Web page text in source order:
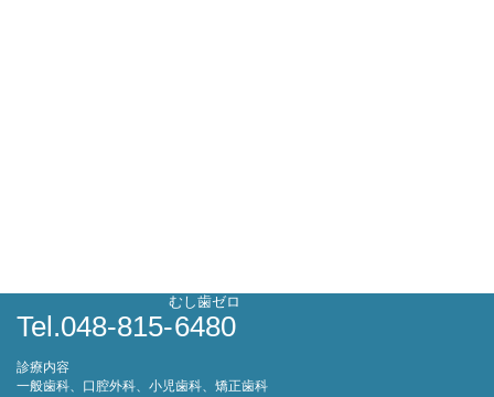
Tel.048-815-6480
むし歯ゼロ
診療内容
一般歯科、口腔外科、小児歯科、矯正歯科